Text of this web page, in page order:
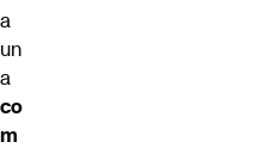
a
un
a
co
m